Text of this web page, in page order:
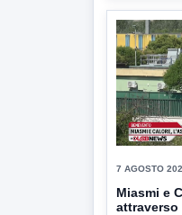
Floro
Italia
Il
Italia.